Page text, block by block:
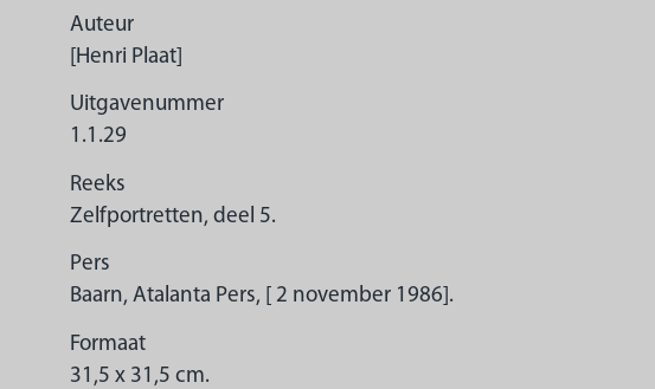
Auteur
[Henri Plaat]
Uitgavenummer
1.1.29
Reeks
Zelfportretten, deel 5.
Pers
Baarn, Atalanta Pers, [ 2 november 1986].
Formaat
31,5 x 31,5 cm.